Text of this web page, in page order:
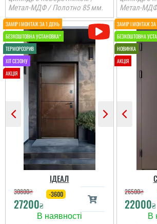
Метал-МДФ / Полотно 85 мм.
Метал-
ІДЕАЛ
30800₴
27200₴
-3600 26500₴
22000₴